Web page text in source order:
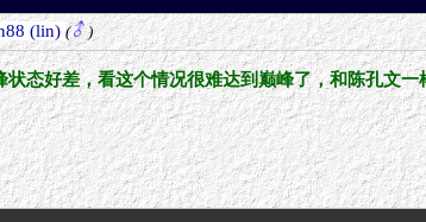
(lin) ( )
状态好差，看这个情况很难达到巅峰了，和陈孔文